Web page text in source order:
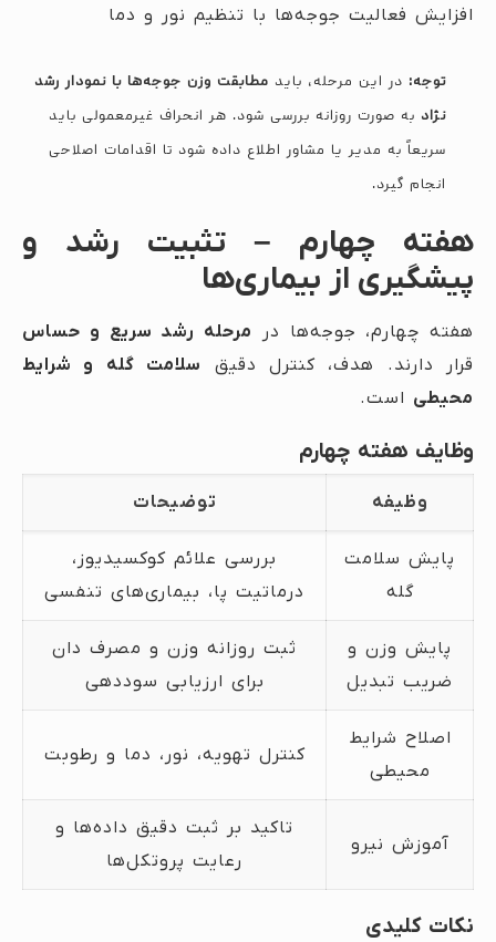
افزایش فعالیت جوجه‌ها با تنظیم نور و دما
توجه: در این مرحله، باید مطابقت وزن جوجه‌ها با نمودار رشد
نژاد به صورت روزانه بررسی شود. هر انحراف غیرمعمولی باید
سریعاً به مدیر یا مشاور اطلاع داده شود تا اقدامات اصلاحی
انجام گیرد.
هفته چهارم – تثبیت رشد و
پیشگیری از بیماری‌ها
هفته چهارم، جوجه‌ها در مرحله رشد سریع و حساس
قرار دارند. هدف، کنترل دقیق
سلامت گله و شرایط
محیطی است.
وظایف هفته چهارم
وظیفه توضیحات
پایش سلامت
گله
بررسی علائم کوکسیدیوز،
درماتیت پا، بیماری‌های تنفسی
پایش وزن و
ضریب تبدیل
ثبت روزانه وزن و مصرف دان
برای ارزیابی سوددهی
اصلاح شرایط
محیطی
کنترل تهویه، نور، دما و رطوبت
آموزش نیرو
تاکید بر ثبت دقیق داده‌ها و
رعایت پروتکل‌ها
نکات کلیدی